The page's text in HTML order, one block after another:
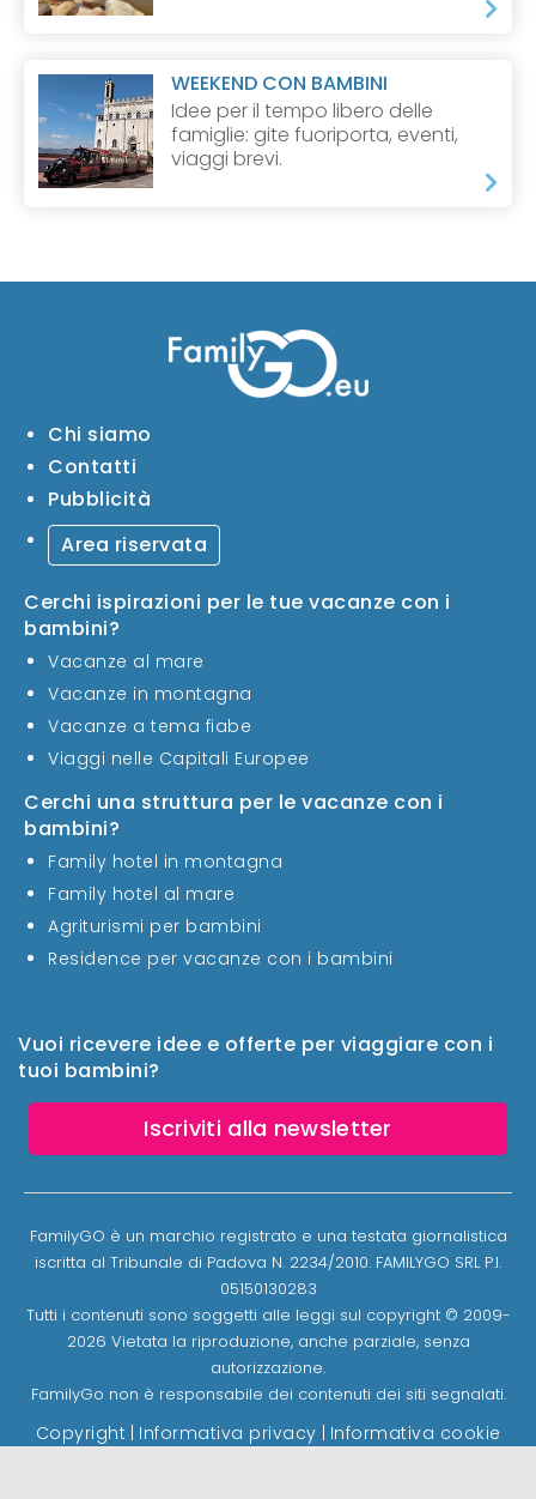
WEEKEND CON BAMBINI
Idee per il tempo libero delle
famiglie: gite fuoriporta, eventi,
viaggi brevi.
Vuoi ricevere idee e offerte per viaggiare con i
tuoi bambini?
Iscriviti alla newsletter
Chi siamo
Contatti
Pubblicità
Area riservata
Cerchi ispirazioni per le tue vacanze con i
bambini?
Vacanze al mare
Vacanze in montagna
Vacanze a tema fiabe
Viaggi nelle Capitali Europee
Cerchi una struttura per le vacanze con i
bambini?
Family hotel in montagna
Family hotel al mare
Agriturismi per bambini
Residence per vacanze con i bambini
FamilyGO è un marchio registrato e una testata giornalistica
iscritta al Tribunale di Padova N. 2234/2010. FAMILYGO SRL P.I.
05150130283
Tutti i contenuti sono soggetti alle leggi sul copyright © 2009-
2026 Vietata la riproduzione, anche parziale, senza
autorizzazione.
FamilyGo non è responsabile dei contenuti dei siti segnalati.
Copyright | Informativa privacy | Informativa cookie